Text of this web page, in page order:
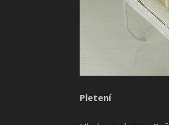
Pletení